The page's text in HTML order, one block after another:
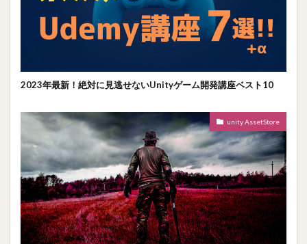
2023年最新！絶対に見逃せないUnityゲーム開発講座ベスト10
unity AssetStore